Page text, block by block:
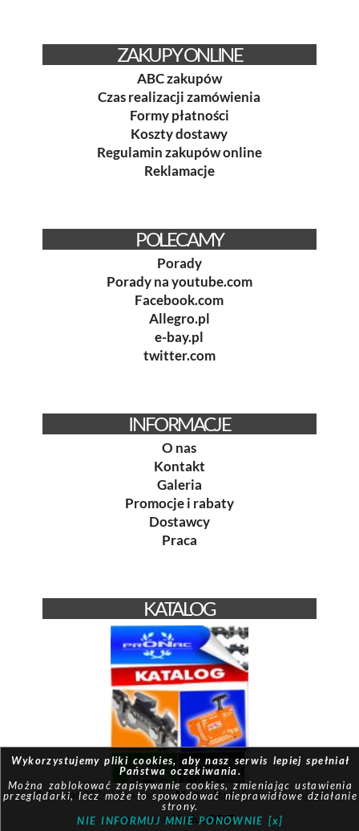
ZAKUPY ONLINE
ABC zakupów
Czas realizacji zamówienia
Formy płatności
Koszty dostawy
Regulamin zakupów online
Reklamacje
POLECAMY
Porady
Porady na youtube.com
Facebook.com
Allegro.pl
e-bay.pl
twitter.com
INFORMACJE
O nas
Kontakt
Galeria
Promocje i rabaty
Dostawcy
Praca
KATALOG
© Pronac 2026 | Created by:Modus-it.pl| System pracuje w
oparciu oModus QBIZ
Wykorzystujemy pliki cookies, aby nasz serwis lepiej spełniał
Państwa oczekiwania.
Można zablokować zapisywanie cookies, zmieniając ustawienia
przeglądarki, lecz może to spowodować nieprawidłowe działanie
strony.
NIE INFORMUJ MNIE PONOWNIE [x]